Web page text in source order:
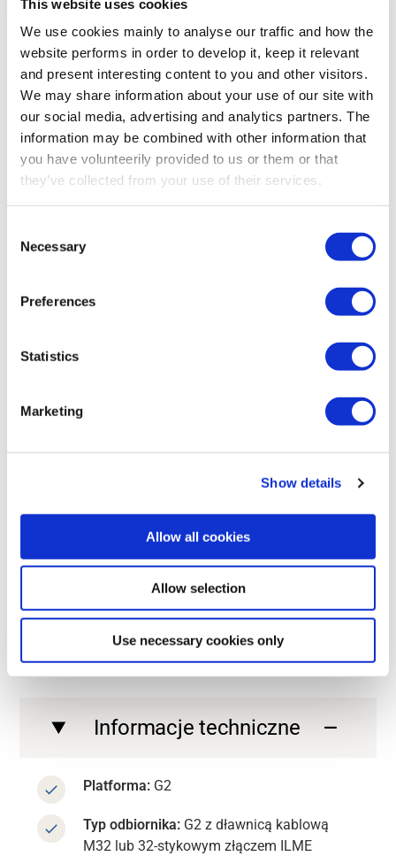
This website uses cookies
We use cookies mainly to analyse our traffic and how the
website performs in order to develop it, keep it relevant
and present interesting content to you and other visitors.
We may share information about your use of our site with
our social media, advertising and analytics partners. The
information may be combined with other information that
you have volunteerily provided to us or them or that
they’ve collected from your use of their services.
Selection
Necessary
Preferences
Statistics
Marketing
Show details
Allow all cookies
Allow selection
Use necessary cookies only
KROK 1 – KONSULTACJE
wymagań
Zacznij od kontaktu z naszym zespołem w celu
szczegółowej konsultacji. Omówimy Twoje
oczekiwane funkcje, aby skonfigurować idealne
Contact us
Contact us
ZAPOZNAJ SIĘ ZE SZCZEGÓŁAMI
Dane techniczne modelu G2
PWM Extended
Informacje techniczne
Platforma: G2
Typ odbiornika: G2 z dławnicą kablową
M32 lub 32-stykowym złączem ILME